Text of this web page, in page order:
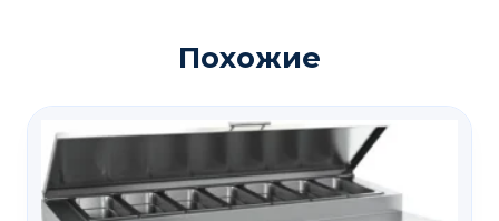
Похожие